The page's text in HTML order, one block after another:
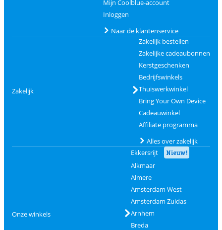
Mijn Coolblue-account
Inloggen
Naar de klantenservice
Zakelijk
Zakelijk bestellen
Zakelijke cadeaubonnen
Kerstgeschenken
Bedrijfswinkels
Thuiswerkwinkel
Bring Your Own Device
Cadeauwinkel
Affiliate programma
Alles over zakelijk
Onze winkels
Ekkersrijt Nieuw!
Alkmaar
Almere
Amsterdam West
Amsterdam Zuidas
Arnhem
Breda